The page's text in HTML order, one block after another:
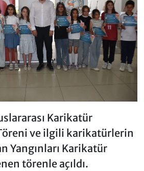
Karikatür
ve ilgili karikatürlerin
Yangınları Karikatür
törenle açıldı.